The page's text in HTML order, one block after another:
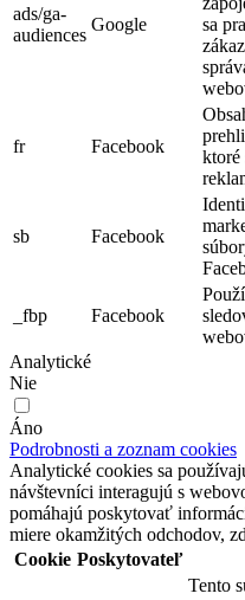
ads/ga-
audiences
Google
sa
fr Facebook
ktoré
sb Facebook
_fbp Facebook
Analytické
Nie
Áno
Podrobnosti a zoznam cookies
Analytické cookies sa
návštevníci interagujú s
pomáhajú poskytovať
miere okamžitých odchodov,
Cookie Poskytovateľ
Tento